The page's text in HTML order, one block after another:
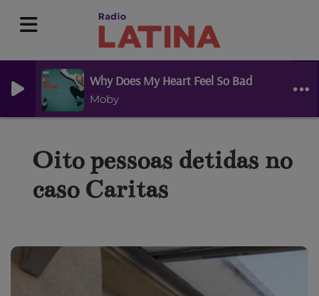
Why Does My Heart Feel So Bad
Moby
Oito pessoas detidas no
caso Caritas